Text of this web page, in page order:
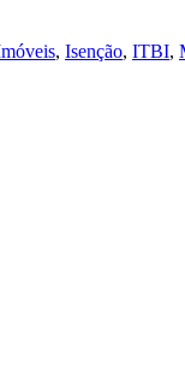
, Isenção, ITBI,